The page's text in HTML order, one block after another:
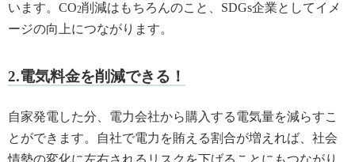
います。CO2削減はもちろんのこと、SDGs企業としてイメ
ージの向上につながります。
2.電気料金を削減できる！
自家発電した分、電力会社から購入する電気量を減らすこ
とができます。自社で電力を賄える割合が増えれば、社会